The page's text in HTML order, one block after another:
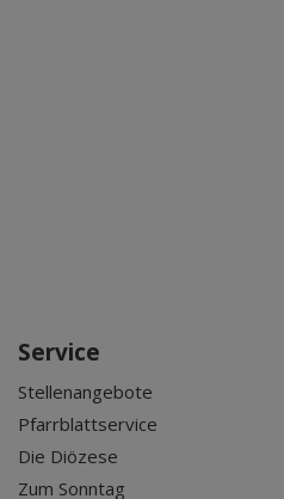
Service
Stellenangebote
Pfarrblattservice
Die Diözese
Zum Sonntag